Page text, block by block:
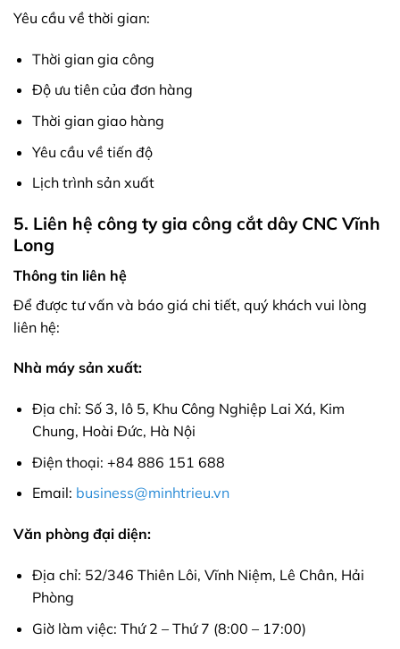
Yêu cầu về thời gian:
Thời gian gia công
Độ ưu tiên của đơn hàng
Thời gian giao hàng
Yêu cầu về tiến độ
Lịch trình sản xuất
5. Liên hệ công ty gia công cắt dây CNC Vĩnh
Long
Thông tin liên hệ
Để được tư vấn và báo giá chi tiết, quý khách vui lòng
liên hệ:
Nhà máy sản xuất:
Địa chỉ: Số 3, lô 5, Khu Công Nghiệp Lai Xá, Kim
Chung, Hoài Đức, Hà Nội
Điện thoại: +84 886 151 688
Email: business@minhtrieu.vn
Văn phòng đại diện:
Địa chỉ: 52/346 Thiên Lôi, Vĩnh Niệm, Lê Chân, Hải
Phòng
Giờ làm việc: Thứ 2 – Thứ 7 (8:00 – 17:00)